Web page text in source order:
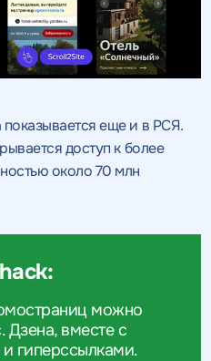
еще и в РСЯ.
доступ к более
около 70 млн
можно
Дзена, вместе с
гиперссылками.